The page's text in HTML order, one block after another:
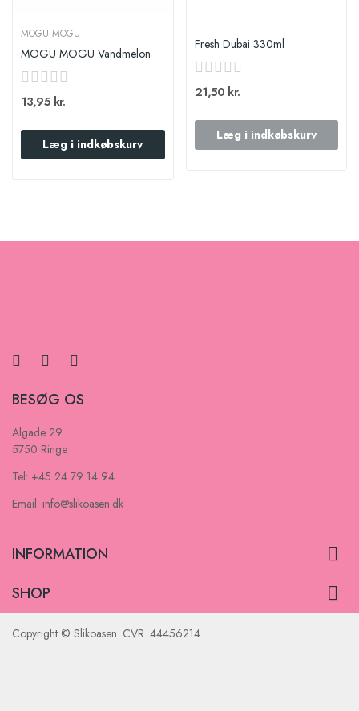
MOGU MOGU
MOGU MOGU Vandmelon
13,95 kr.
Læg i indkøbskurv
Fresh Dubai 330ml
21,50 kr.
Læg i indkøbskurv
BESØG OS
Algade 29
5750 Ringe
Tel: +45 24 79 14 94
Email: info@slikoasen.dk
INFORMATION 
SHOP 
Copyright © Slikoasen. CVR. 44456214